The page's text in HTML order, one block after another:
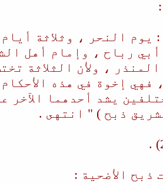
النحر ، وثلاثة
رباح ، وإمام أهل
، ولأن الثلاثة
إخوة في هذه
يشد أحدهما الآخر
ذبح ) " انتهى .
ذبح الأضحية :